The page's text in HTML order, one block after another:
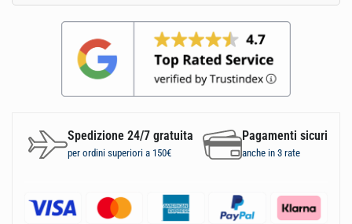
Spedizione 24/7 gratuita
per ordini superiori a 150€
Pagamenti sicuri
anche in 3 rate